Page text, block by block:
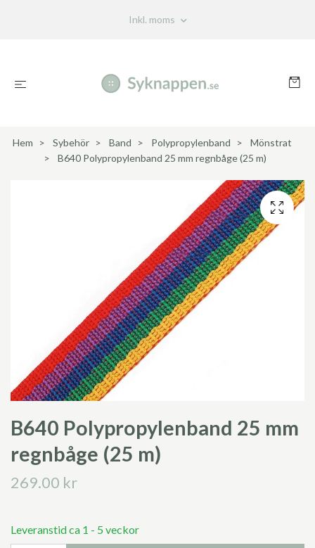
Inkl. moms
Hem Sybehör Band Polypropylenband
Mönstrat
B640 Polypropylenband 25 mm regnbåge (25 m)
B640 Polypropylenband 25 mm
regnbåge (25 m)
269.00 kr
Leveranstid ca 1 - 5 veckor